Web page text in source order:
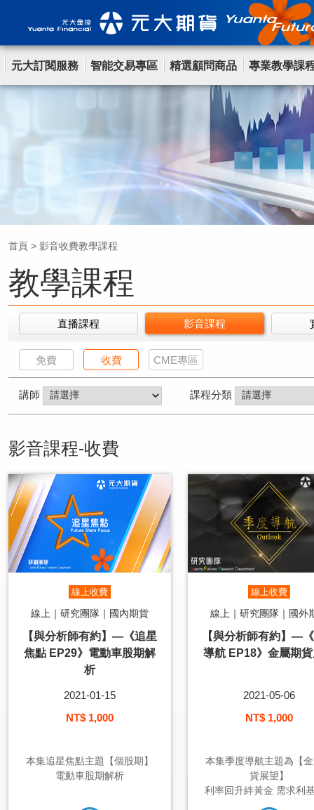
元大訂閱服務 智能交易專區 精選顧問商品 專業教學課
首頁 > 影音收費教學課程
教學課程
直播課程 影音課程
免費 收費 CME專區
講師 課程分類
影音課程-收費
線上收費
線上｜研究團隊｜國內期貨
【與分析師有約】—《追星
焦點 EP29》電動車股期解
析
2021-01-15
NT$ 1,000
本集追星焦點主題【個股期】
電動車股期解析
線上收費
線上｜研究團隊｜國外
【與分析師有約】—
導航 EP18》金屬期
2021-05-06
NT$ 1,000
本集季度導航主題為【
貨展望】
利率回升絆黃金 需求利